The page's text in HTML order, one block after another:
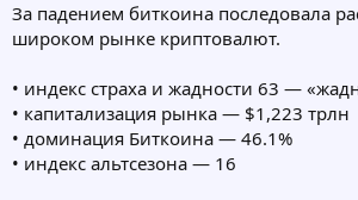
За падением биткоина последовала
широком рынке криптовалют.
• индекс страха и жадности 63 —
• капитализация рынка — $1,223 трлн
• доминация Биткоина — 46.1%
• индекс альтсезона — 16